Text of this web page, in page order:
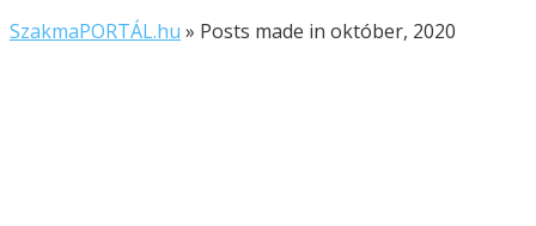
SzakmaPORTÁL.hu » Posts made in október, 2020